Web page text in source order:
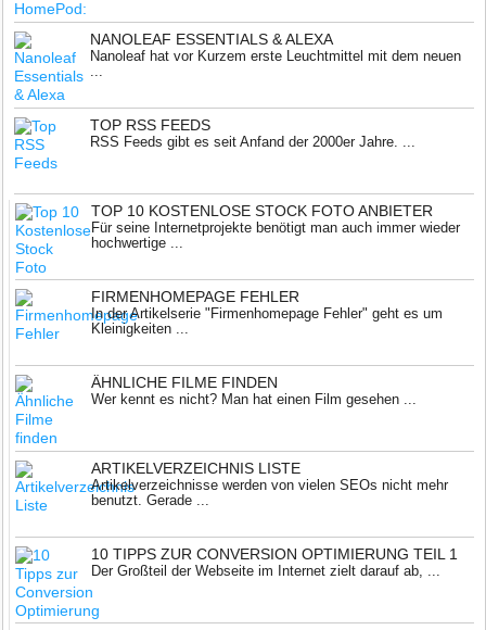
NANOLEAF ESSENTIALS & ALEXA
Nanoleaf hat vor Kurzem erste Leuchtmittel mit dem neuen
...
TOP RSS FEEDS
RSS Feeds gibt es seit Anfand der 2000er Jahre. ...
TOP 10 KOSTENLOSE STOCK FOTO ANBIETER
Für seine Internetprojekte benötigt man auch immer wieder
hochwertige ...
FIRMENHOMEPAGE FEHLER
In der Artikelserie "Firmenhomepage Fehler" geht es um
Kleinigkeiten ...
ÄHNLICHE FILME FINDEN
Wer kennt es nicht? Man hat einen Film gesehen ...
ARTIKELVERZEICHNIS LISTE
Artikelverzeichnisse werden von vielen SEOs nicht mehr
benutzt. Gerade ...
10 TIPPS ZUR CONVERSION OPTIMIERUNG TEIL 1
Der Großteil der Webseite im Internet zielt darauf ab, ...